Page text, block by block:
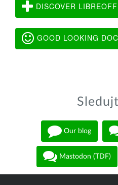
DISCOVER
GOOD LOOKING
Our blog
Mastodon (TDF)